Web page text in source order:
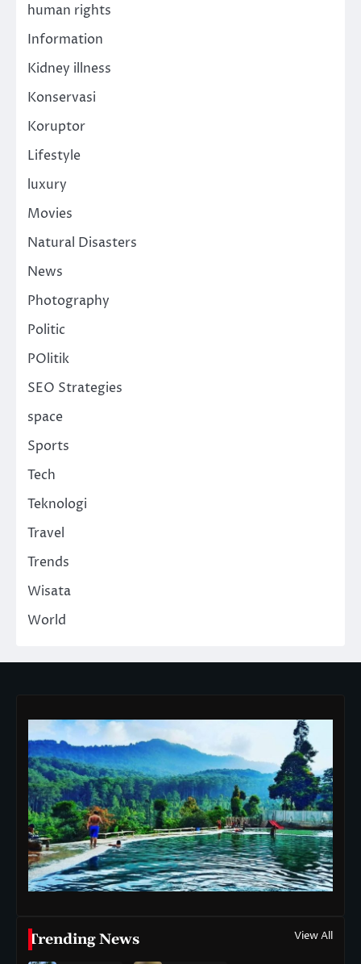
human rights
Information
Kidney illness
Konservasi
Koruptor
Lifestyle
luxury
Movies
Natural Disasters
News
Photography
Politic
POlitik
SEO Strategies
space
Sports
Tech
Teknologi
Travel
Trends
Wisata
World
Trending News View All